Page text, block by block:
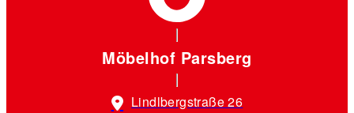
Möbelhof Parsberg
Lindlbergstraße 26